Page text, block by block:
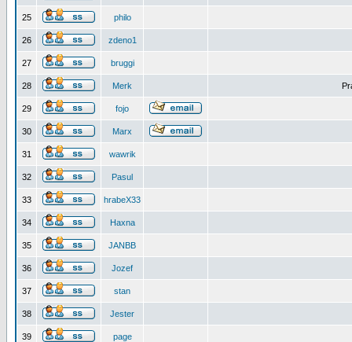
25 philo
26 zdeno1
27 bruggi
28 Merk
29 fojo
30 Marx
31 wawrik
32 Pasul
33 hrabeX33
34 Haxna
35 JANBB
36 Jozef
37 stan
38 Jester
39 page